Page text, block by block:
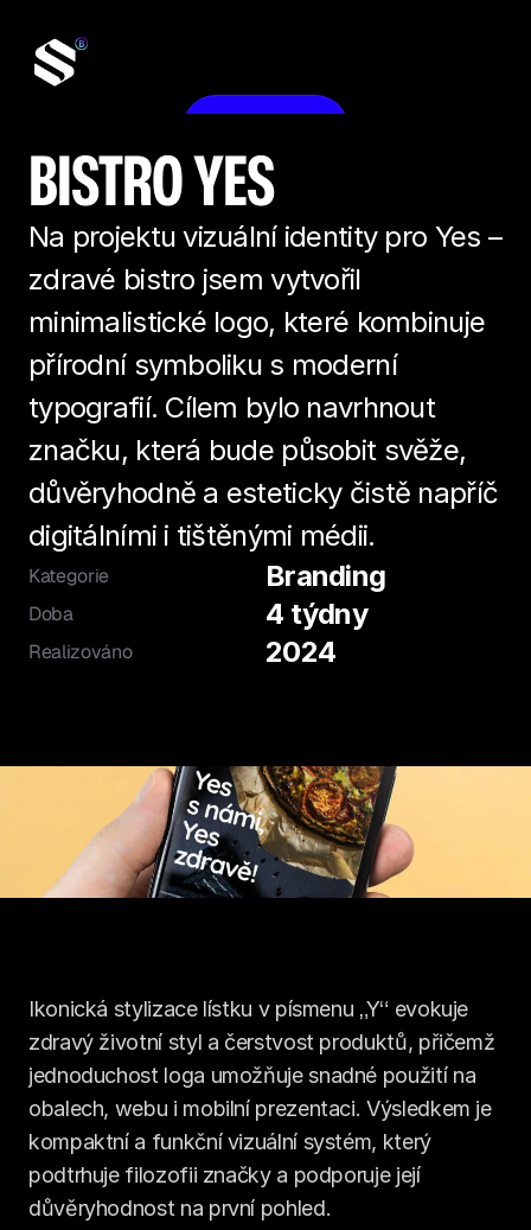
BISTRO YES
Na projektu vizuální identity pro Yes –
zdravé bistro jsem vytvořil
minimalistické logo, které kombinuje
přírodní symboliku s moderní
typografií. Cílem bylo navrhnout
značku, která bude působit svěže,
důvěryhodně a esteticky čistě napříč
digitálními i tištěnými médii.
Kategorie Branding
Doba 4 týdny
Realizováno 2024
Ikonická stylizace lístku v písmenu „Y“ evokuje
zdravý životní styl a čerstvost produktů, přičemž
jednoduchost loga umožňuje snadné použití na
obalech, webu i mobilní prezentaci. Výsledkem je
kompaktní a funkční vizuální systém, který
podtrhuje filozofii značky a podporuje její
důvěryhodnost na první pohled.